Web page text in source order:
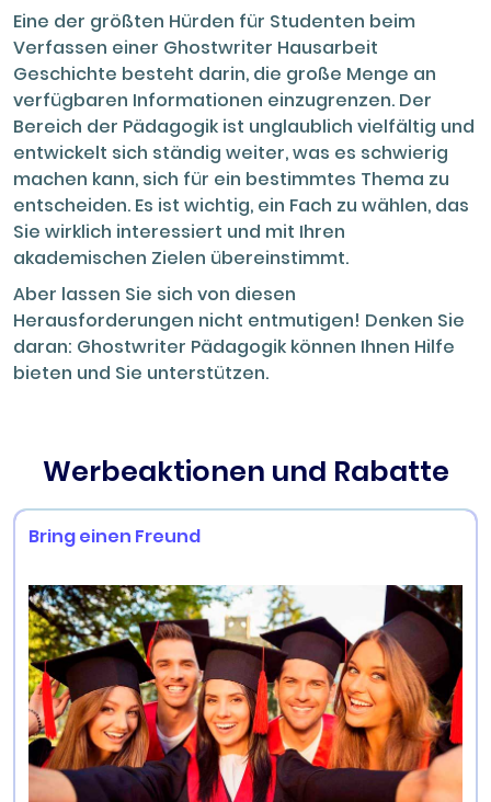
Eine der größten Hürden für Studenten beim
Verfassen einer Ghostwriter Hausarbeit
Geschichte besteht darin, die große Menge an
verfügbaren Informationen einzugrenzen. Der
Bereich der Pädagogik ist unglaublich vielfältig und
entwickelt sich ständig weiter, was es schwierig
machen kann, sich für ein bestimmtes Thema zu
entscheiden. Es ist wichtig, ein Fach zu wählen, das
Sie wirklich interessiert und mit Ihren
akademischen Zielen übereinstimmt.
Aber lassen Sie sich von diesen
Herausforderungen nicht entmutigen! Denken Sie
daran: Ghostwriter Pädagogik können Ihnen Hilfe
bieten und Sie unterstützen.
Werbeaktionen und Rabatte
Bring einen Freund